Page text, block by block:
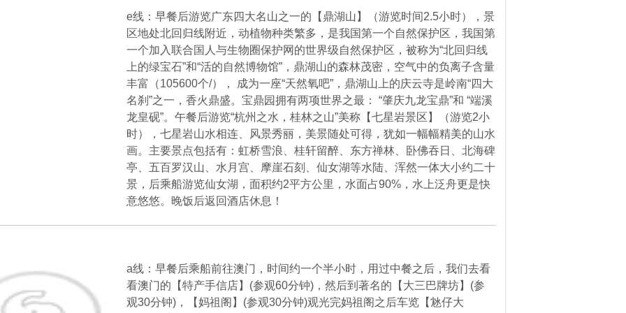
e线：早餐后游览广东四大名山之一的【鼎湖山】（游览时间2.5小时），景
区地处北回归线附近，动植物种类繁多，是我国第一个自然保护区，我国第
一个加入联合国人与生物圈保护网的世界级自然保护区，被称为“北回归线
上的绿宝石”和“活的自然博物馆”，鼎湖山的森林茂密，空气中的负离子含量
丰富（105600个/）， 成为一座“天然氧吧”，鼎湖山上的庆云寺是岭南“四大
名刹”之一，香火鼎盛。宝鼎园拥有两项世界之最： “肇庆九龙宝鼎”和 “端溪
龙皇砚”。午餐后游览“杭州之水，桂林之山”美称【七星岩景区】（游览2小
时），七星岩山水相连、风景秀丽，美景随处可得，犹如一幅幅精美的山水
画。主要景点包括有：虹桥雪浪、桂轩留醉、东方禅林、卧佛吞日、北海碑
亭、五百罗汉山、水月宫、摩崖石刻、仙女湖等水陆、浑然一体大小约二十
景，后乘船游览仙女湖，面积约2平方公里，水面占90%，水上泛舟更是快
意悠悠。晚饭后返回酒店休息！
a线：早餐后乘船前往澳门，时间约一个半小时，用过中餐之后，我们去看
看澳门的【特产手信店】(参观60分钟)，然后到著名的【大三巴牌坊】(参
观30分钟)，【妈祖阁】(参观30分钟)观光完妈祖阁之后车览【沊仔大